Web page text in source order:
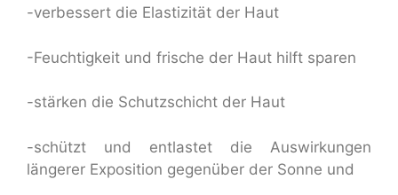
-verbessert die Elastizität der Haut
-Feuchtigkeit und frische der Haut hilft sparen
-stärken die Schutzschicht der Haut
-schützt und entlastet die Auswirkungen
längerer Exposition gegenüber der Sonne und